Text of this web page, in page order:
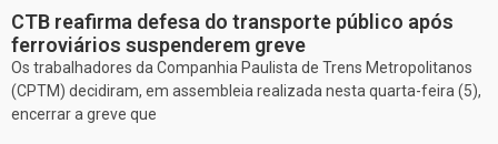
CTB reafirma defesa do transporte público após
ferroviários suspenderem greve
Os trabalhadores da Companhia Paulista de Trens Metropolitanos
(CPTM) decidiram, em assembleia realizada nesta quarta-feira (5),
encerrar a greve que